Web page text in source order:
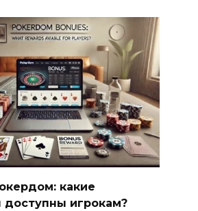
какие
игрокам?